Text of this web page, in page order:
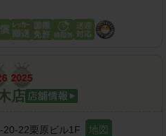
店
20-22栗原ビル1F 地図